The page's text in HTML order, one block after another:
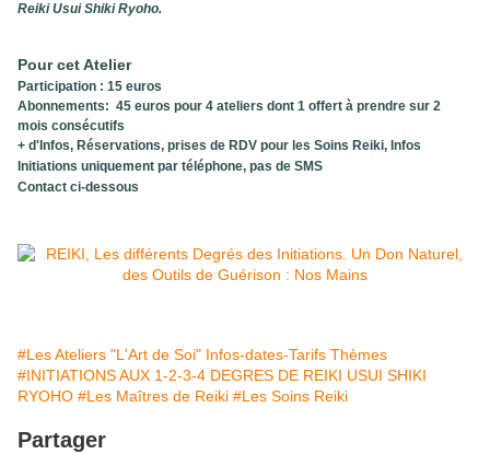
Reiki Usui Shiki Ryoho.
Pour cet Atelier
Participation : 15 euros
Abonnements: 45 euros pour 4 ateliers dont 1 offert à prendre sur 2
mois consécutifs
+ d'Infos, Réservations, prises de RDV pour les Soins Reiki, Infos
Initiations uniquement par téléphone, pas de SMS
Contact ci-dessous
#Les Ateliers "L'Art de Soi" Infos-dates-Tarifs Thèmes
#INITIATIONS AUX 1-2-3-4 DEGRES DE REIKI USUI SHIKI
RYOHO #Les Maîtres de Reiki #Les Soins Reiki
Partager